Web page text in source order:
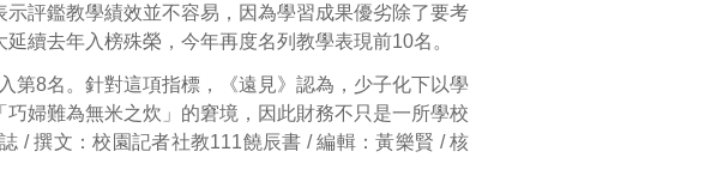
評鑑教學績效並不容易，因為學習成果優劣除了要考
續去年入榜殊榮，今年再度名列教學表現前10名。
第8名。針對這項指標，《遠見》認為，少子化下以學
婦難為無米之炊」的窘境，因此財務不只是一所學校
/ 撰文：校園記者社教111饒辰書 / 編輯：黃樂賢 / 核